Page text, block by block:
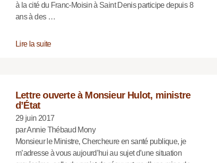
à la cité du Franc-Moisin à Saint Denis participe depuis 8
ans à des …
Lire la suite
Lettre ouverte à Monsieur Hulot, ministre
d’État
29 juin 2017
par Annie Thébaud Mony
Monsieur le Ministre, Chercheure en santé publique, je
m’adresse à vous aujourd’hui au sujet d’une situation